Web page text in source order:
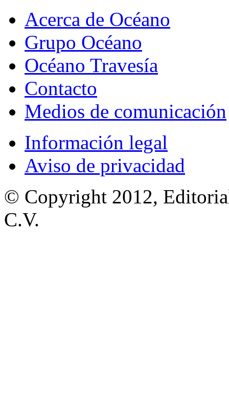
Acerca de Océano
Grupo Océano
Océano Travesía
Contacto
Medios de comunicación
Información legal
Aviso de privacidad
© Copyright 2012,
C.V.